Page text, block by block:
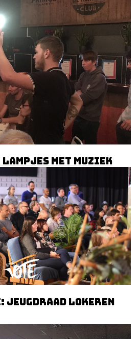
met muziek
Jeugdraad Lokeren